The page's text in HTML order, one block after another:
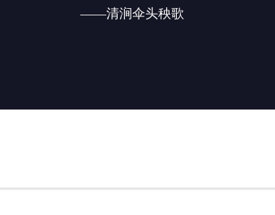
——清涧伞头秧歌